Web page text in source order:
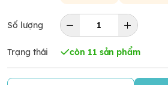
Số lượng
Trạng thái còn 11 sản phẩm